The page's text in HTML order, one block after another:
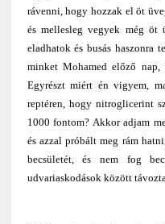
rávenni, hogy hozzak el öt
és mellesleg vegyek még öt
eladhatok és busás haszonra
minket Mohamed előző nap,
Egyrészt miért én vigyem,
reptéren, hogy nitroglicerint
1000 fontom? Akkor adjam
és azzal próbált meg rám
becsületét, és nem fog
udvariaskodások között